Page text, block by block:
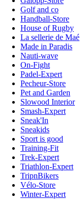
Golf and co
Handball-Store
House of Rugby
La sellerie de Maé
Made in Paradis
Nauti-wave
On-Fight
Padel-Expert
Pecheur-Store
Pet and Garden
Slowood Interior
Smash-Expert
Sneak'In
Sneakids
Sport is good
Training-Fit
Trek-Expert
Triathlon-Expert
TripnBikers
Vélo-Store
Winter-Expert